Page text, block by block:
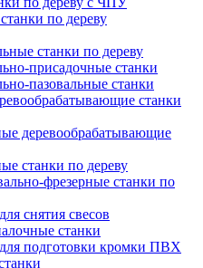
по дереву
станки по дереву
присадочные станки
пазовальные станки
станки
деревообрабатывающие
станки по дереву
фрезерные станки по
снятия свесов
станки
подготовки кромки ПВХ